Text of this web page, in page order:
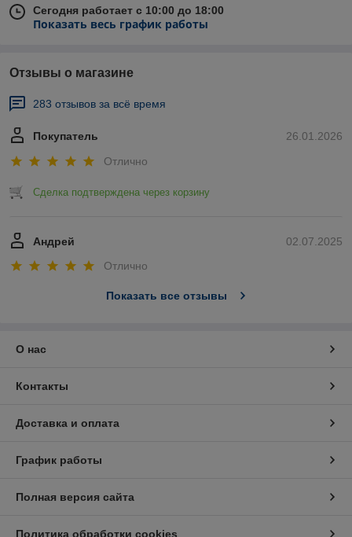
Сегодня работает с 10:00 до 18:00
Показать весь график работы
Отзывы о магазине
283 отзывов за всё время
26.01.2026
Покупатель
Отлично
Сделка подтверждена через корзину
02.07.2025
Андрей
Отлично
Показать все отзывы
О нас
Контакты
Доставка и оплата
График работы
Полная версия сайта
Политика обработки cookies